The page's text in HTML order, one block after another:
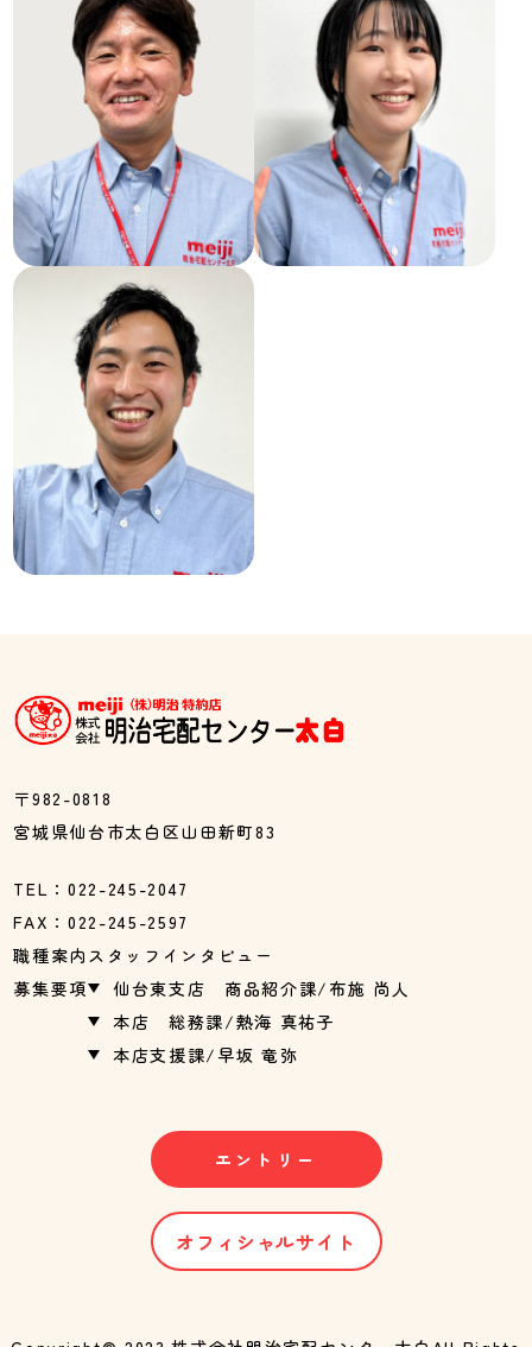
〒982-0818
宮城県仙台市太白区山田新町83
TEL：022-245-2047
FAX：022-245-2597
職種案内
募集要項
スタッフインタビュー
仙台東支店 商品紹介課/布施 尚人
本店 総務課/熱海 真祐子
本店支援課/早坂 竜弥
エントリー
オフィシャルサイト